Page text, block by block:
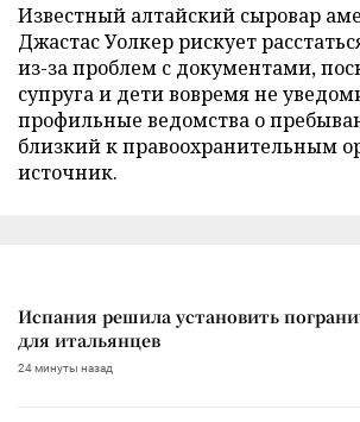
Известный алтайский сыровар
Джастас Уолкер рискует
из-за проблем с документами,
супруга и дети вовремя не
профильные ведомства о
близкий к правоохранительным
источник.
Испания решила установить
для итальянцев
24 минуты назад